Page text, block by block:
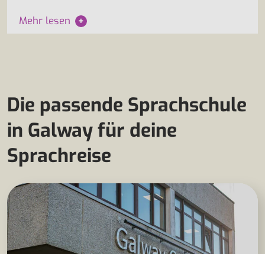
Mehr lesen +
Die passende Sprachschule
in Galway für deine
Sprachreise